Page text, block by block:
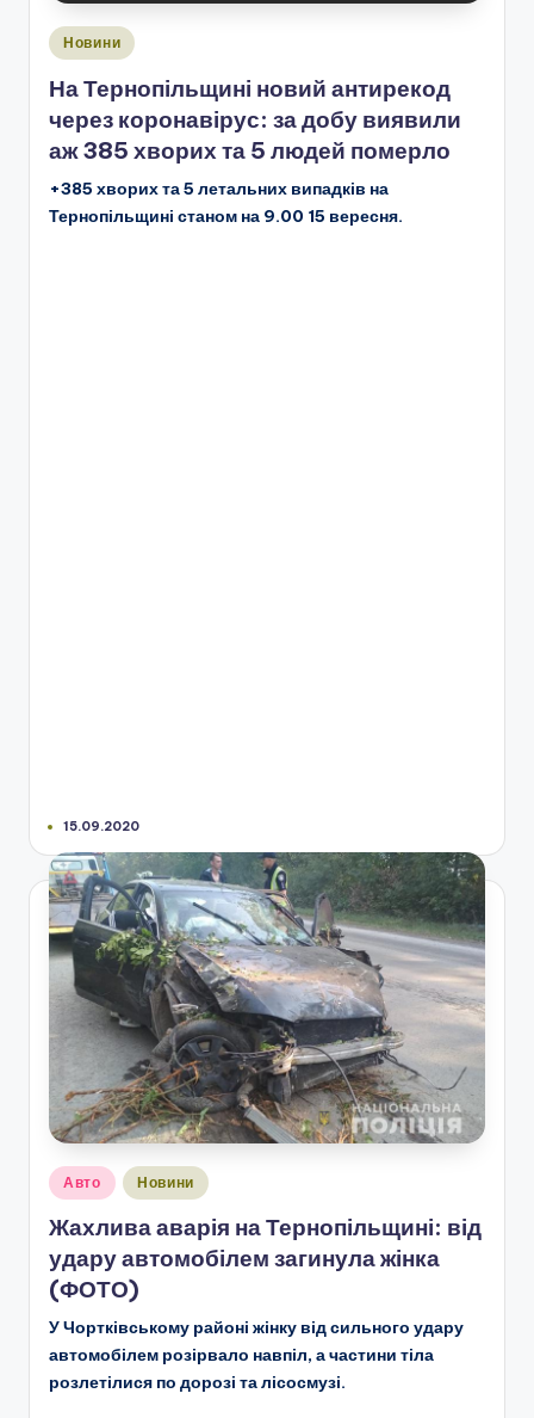
Опубліковано
Новини
На Тернопільщині новий антирекод
через коронавірус: за добу виявили
аж 385 хворих та 5 людей померло
+385 хворих та 5 летальних випадків на
Тернопільщині станом на 9.00 15 вересня.
15.09.2020
Опубліковано
Авто Новини
Жахлива аварія на Тернопільщині: від
удару автомобілем загинула жінка
(ФОТО)
У Чортківському районі жінку від сильного удару
автомобілем розірвало навпіл, а частини тіла
розлетілися по дорозі та лісосмузі.